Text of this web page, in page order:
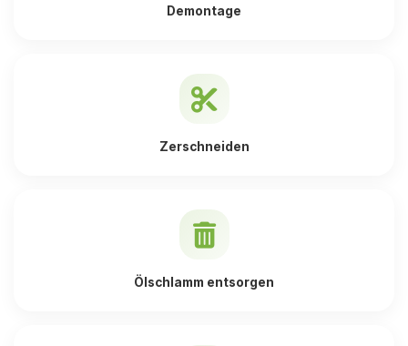
Demontage
Zerschneiden
Ölschlamm entsorgen